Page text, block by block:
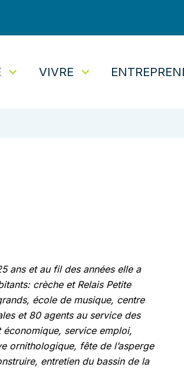
VIVRE
ans et au fil des années elle a
crèche et Relais Petite
école de musique, centre
et 80 agents au service des
service emploi,
ornithologique, fête de l’asperge
entretien du bassin de la